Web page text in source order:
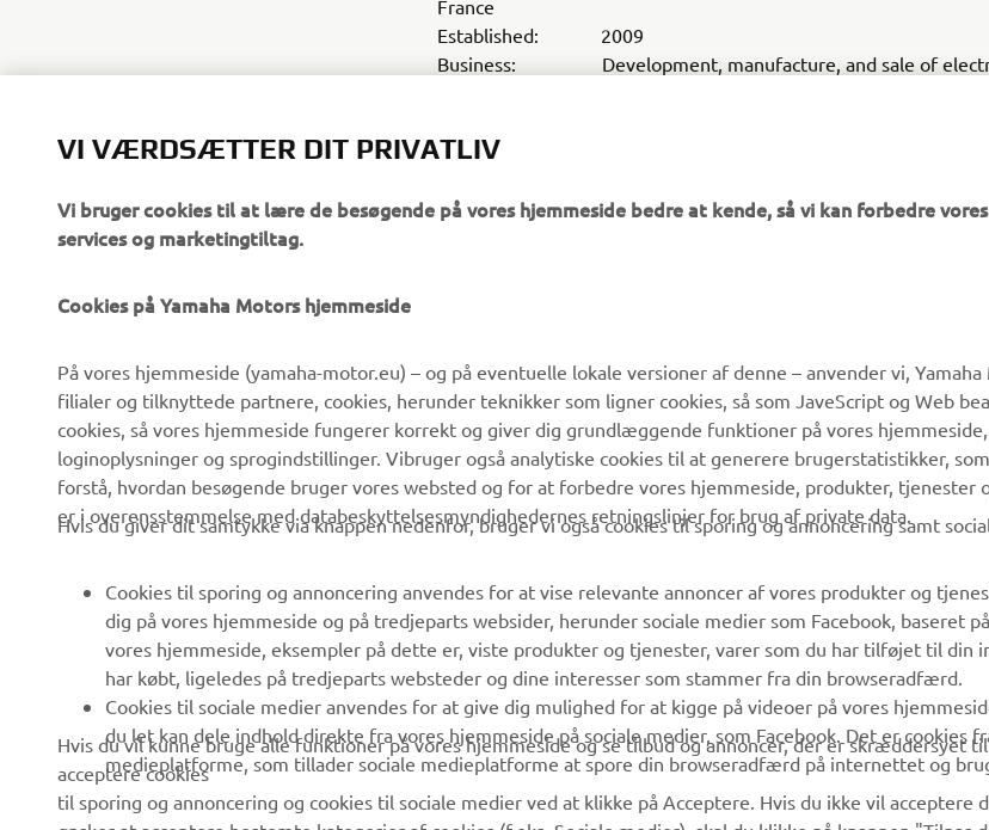
France
Established: 2009
Business: Development, manufacture, and sale of
Om os
Nyheder
Begivenheder
Presse
Arbejde hos Yamaha
Bliv forhandler
Menneskerettighedspolitik
Politik for bæredygtighed
Whistleblower-kanal
eBike systemer
Myndigheder
Golfbaner
Redningstjensten
Robotics
Partnerskaber
Teknisk information til
uafhængige forhandlere
Yamalube Safety Data
Sheets
MyYamaha
Yamaha Music
Yamaha Racing
Yamaha Motor Global
Kundeservice
Reservedelskatalog
Yamaha-forhandler
Håndtering af
VI VÆRDSÆTTER DIT PRIVATLIV
Vi bruger cookies til at lære de besøgende på vores hjemmeside bedre at kende, så vi kan forbedre
services og marketingtiltag.
Cookies på Yamaha Motors hjemmeside
På vores hjemmeside (yamaha-motor.eu) – og på eventuelle lokale versioner af denne – anvender vi,
filialer og tilknyttede partnere, cookies, herunder teknikker som ligner cookies, så som JaveScript og Web
cookies, så vores hjemmeside fungerer korrekt og giver dig grundlæggende funktioner på vores
loginoplysninger og sprogindstillinger. Vibruger også analytiske cookies til at generere brugerstatistikker,
forstå, hvordan besøgende bruger vores websted og for at forbedre vores hjemmeside, produkter, tjenester
er i overensstemmelse med databeskyttelsesmyndighedernes retningslinjer for brug af private data.
Hvis du giver dit samtykke via knappen nedenfor, bruger vi også cookies til sporing og annoncering samt
Cookies til sporing og annoncering anvendes for at vise relevante annoncer af vores produkter og
dig på vores hjemmeside og på tredjeparts websider, herunder sociale medier som Facebook, baseret
vores hjemmeside, eksempler på dette er, viste produkter og tjenester, varer som du har tilføjet til din
har købt, ligeledes på tredjeparts websteder og dine interesser som stammer fra din browseradfærd.
Cookies til sociale medier anvendes for at give dig mulighed for at kigge på videoer på vores
du let kan dele indhold direkte fra vores hjemmeside på sociale medier, som Facebook. Det er cookies
medieplatforme, som tillader sociale medieplatforme at spore din browseradfærd på internettet og
Hvis du vil kunne bruge alle funktioner på vores hjemmeside og se tilbud og annoncer, der er skræddersyet
acceptere cookies
til sporing og annoncering og cookies til sociale medier ved at klikke på Acceptere. Hvis du ikke vil acceptere